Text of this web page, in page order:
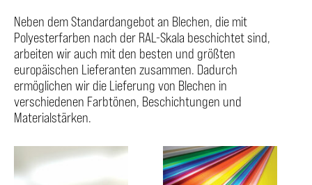
Neben dem Standardangebot an Blechen, die mit
Polyesterfarben nach der RAL-Skala beschichtet sind,
arbeiten wir auch mit den besten und größten
europäischen Lieferanten zusammen. Dadurch
ermöglichen wir die Lieferung von Blechen in
verschiedenen Farbtönen, Beschichtungen und
Materialstärken.